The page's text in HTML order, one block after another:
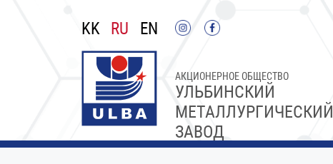
KK RU EN
УЛЬБИНСКИЙ
МЕТАЛЛУРГИЧЕСКИЙ
ЗАВОД
АКЦИОНЕРНОЕ ОБЩЕСТВО